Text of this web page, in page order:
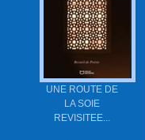
UNE ROUTE DE
LA SOIE
REVISITEE...